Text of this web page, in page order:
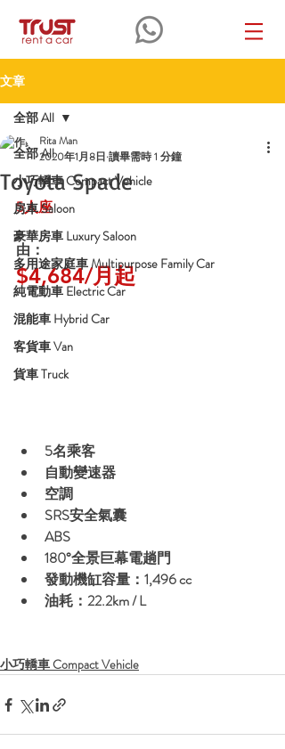
文章
全部 All
小巧轎車 Compact Vehicle
房車 Saloon
豪華房車 Luxury Saloon
多用途家庭車 Multipurpose Family Car
純電動車 Electric Car
混能車 Hybrid Car
客貨車 Van
貨車 Truck
全部 All
Toyota Spade
Rita Man
2020年1月8日 讀畢需時 1 分鐘
5人座
由：
$4,684/月起
5名乘客
自動變速器
空調
SRS安全氣囊
ABS
180°全景巨幕電趟門
發動機缸容量：1,496 cc
油耗：22.2km / L
小巧轎車 Compact Vehicle